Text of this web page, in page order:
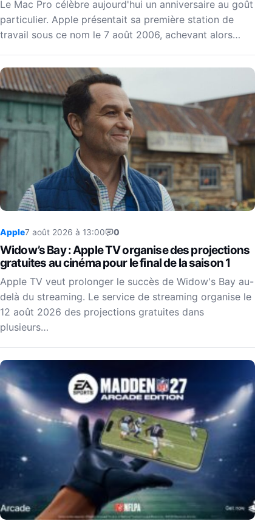
Le Mac Pro célèbre aujourd'hui un anniversaire au goût
particulier. Apple présentait sa première station de
travail sous ce nom le 7 août 2006, achevant alors…
Apple7 août 2026 à 13:00 0
Widow’s Bay : Apple TV organise des projections
gratuites au cinéma pour le final de la saison 1
Apple TV veut prolonger le succès de Widow's Bay au-
delà du streaming. Le service de streaming organise le
12 août 2026 des projections gratuites dans
plusieurs…